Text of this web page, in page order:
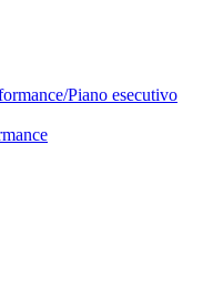
Piano esecutivo